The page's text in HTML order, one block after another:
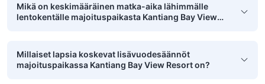
Mikä on keskimääräinen matka-aika lähimmälle
lentokentälle majoituspaikasta Kantiang Bay View
Millaiset lapsia koskevat lisävuodesäännöt
majoituspaikassa Kantiang Bay View Resort on?